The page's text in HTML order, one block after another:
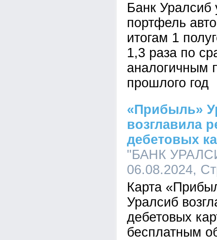
Банк Уралсиб
портфель
итогам 1
1,3 раза по
аналогичным
прошлого год
«Прибыль»
возглавила
дебетовых
"БАНК
06.08.2024,
Карта
Уралсиб
дебетовых
бесплатным